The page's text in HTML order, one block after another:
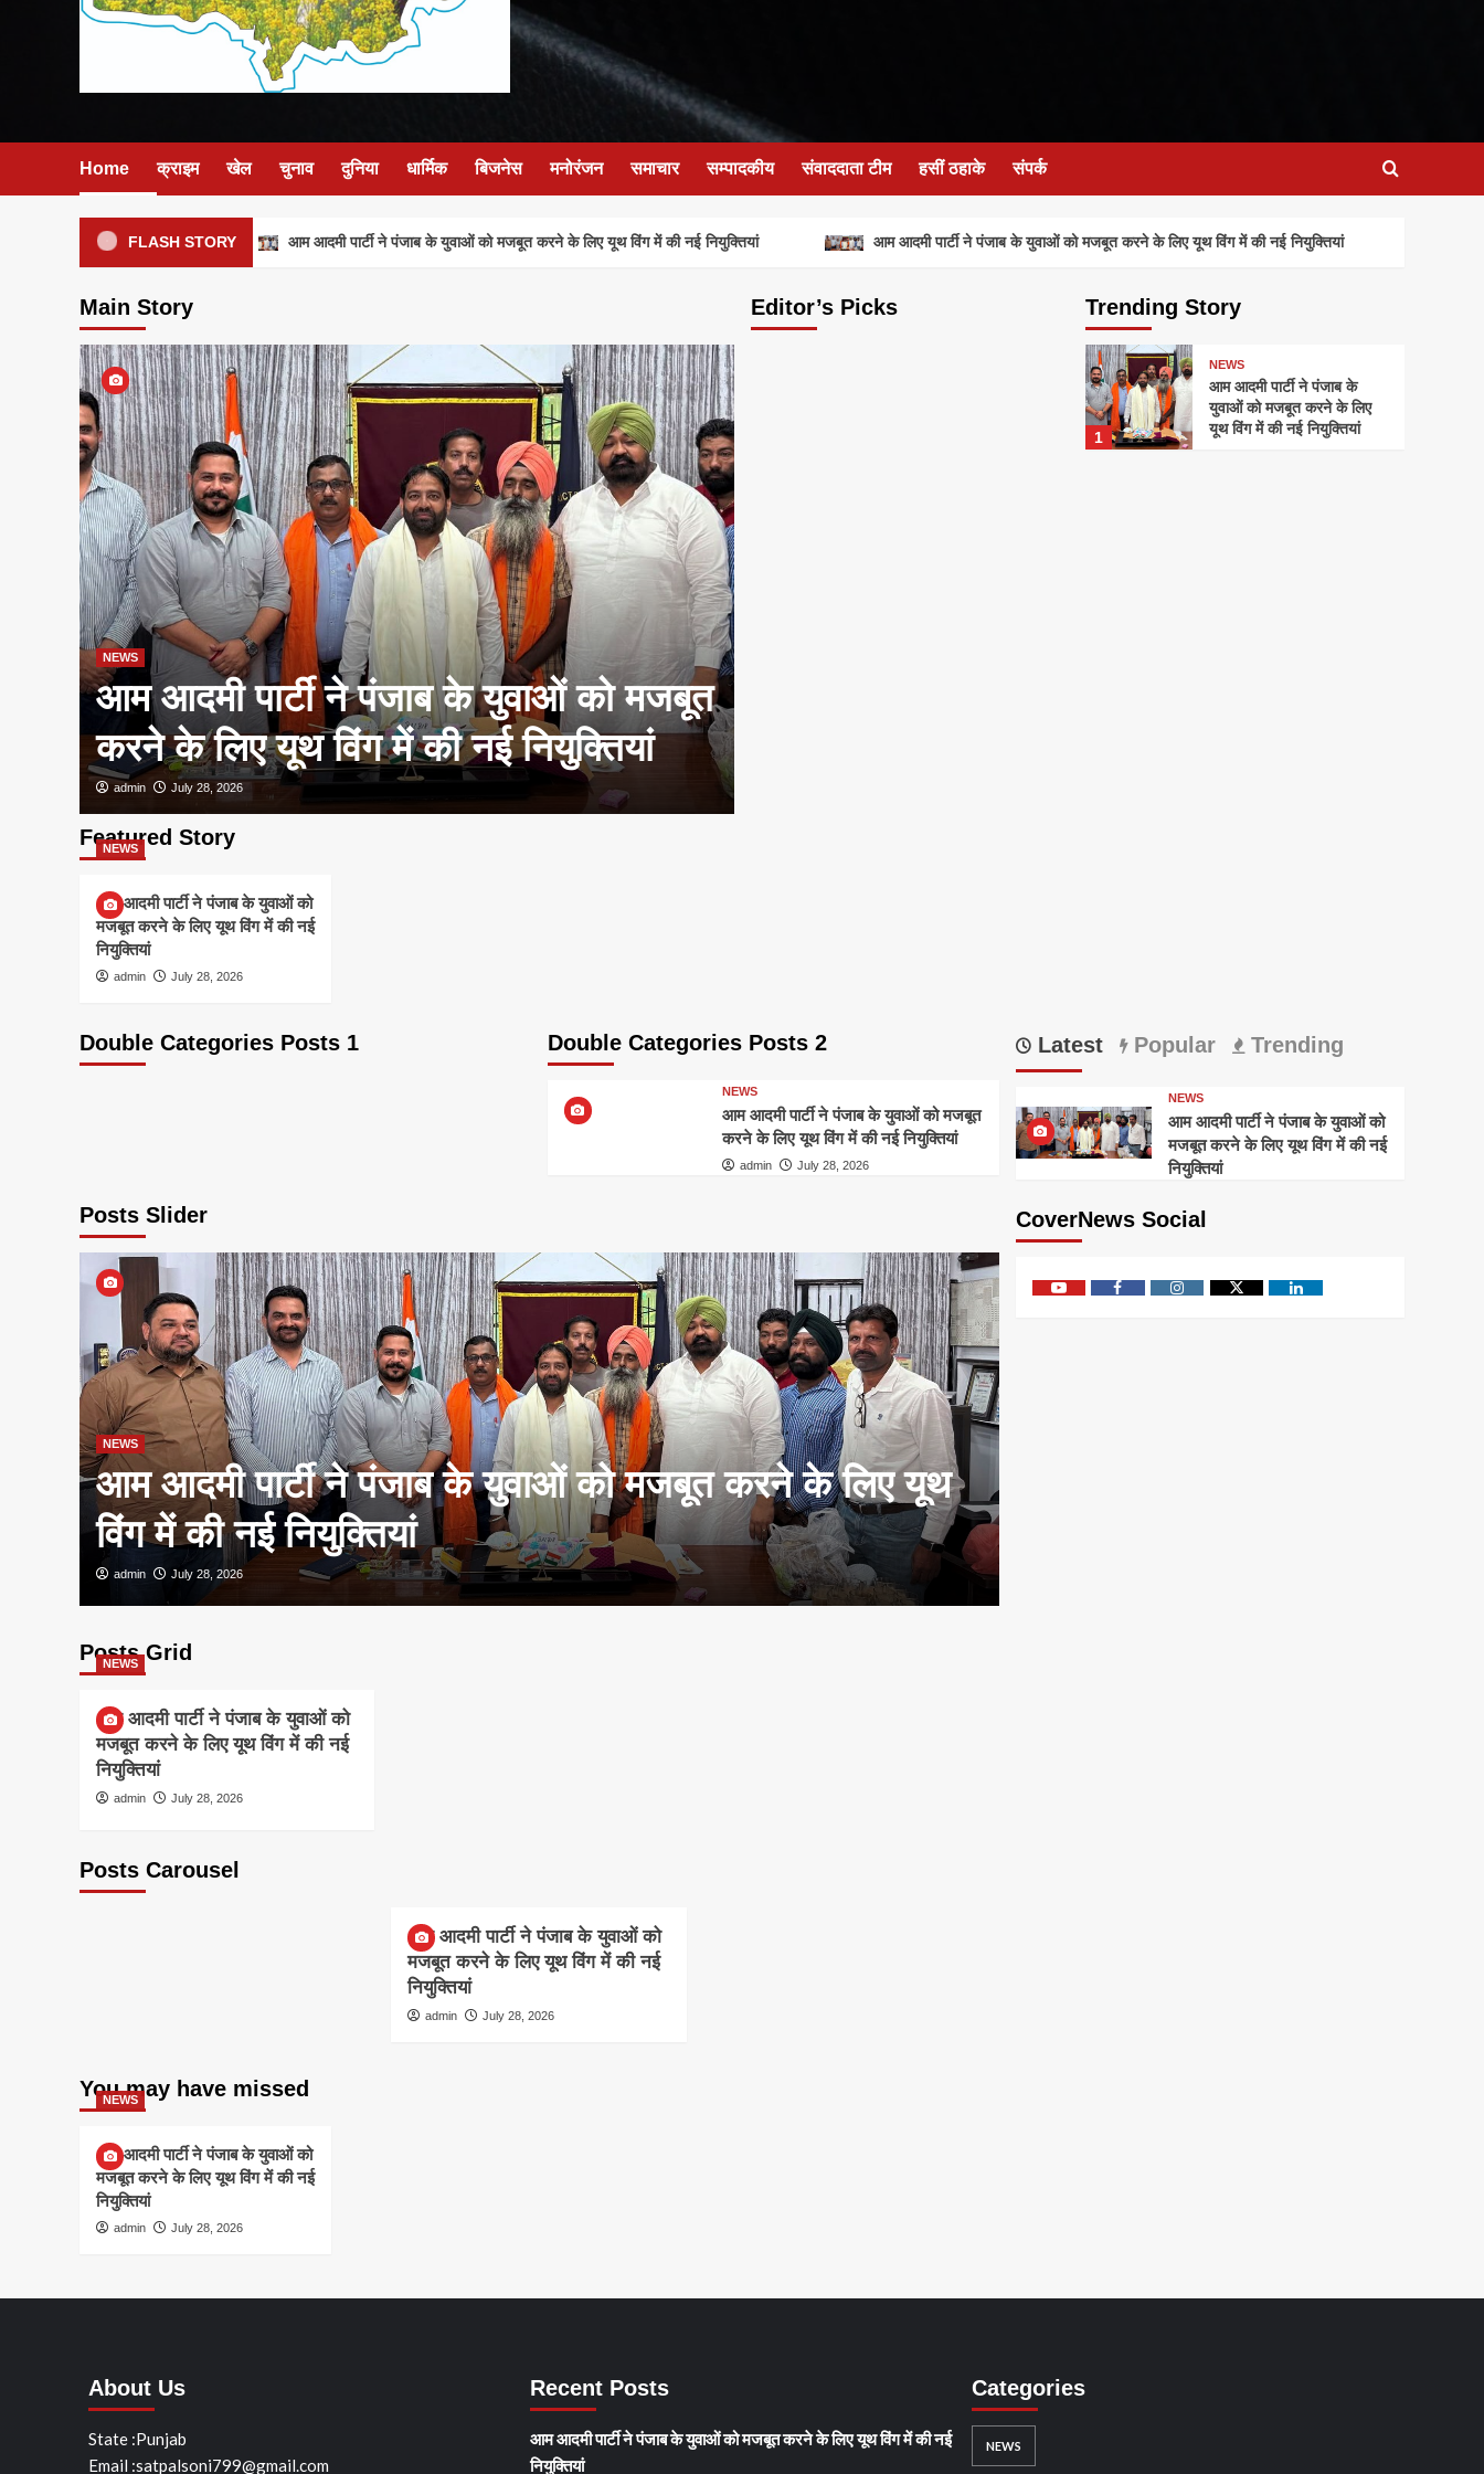
Home क्राइम खेल चुनाव दुनिया धार्मिक बिजनेस मनोरंजन समाचार सम्पादकीय संवाददाता टीम हसीं ठहाके संपर्क
FLASH STORY आम आदमी पार्टी ने पंजाब के युवाओं को मजबूत करने के लिए यूथ विंग में की नई नियुक्तियां आम आदमी पार्टी ने पंजाब के युवाओं को मजबूत करने के लिए यूथ विंग में की नई नियुक्तियां
Main Story
NEWS
आम आदमी पार्टी ने पंजाब के युवाओं को मजबूत
करने के लिए यूथ विंग में की नई नियुक्तियां
admin July 28, 2026
Editor’s Picks Trending Story
1
NEWS
आम आदमी पार्टी ने पंजाब के
युवाओं को मजबूत करने के लिए
यूथ विंग में की नई नियुक्तियां
Featured Story
NEWS
आम आदमी पार्टी ने पंजाब के युवाओं को
मजबूत करने के लिए यूथ विंग में की नई
नियुक्तियां
admin July 28, 2026
Double Categories Posts 1 Double Categories Posts 2
NEWS
आम आदमी पार्टी ने पंजाब के युवाओं को मजबूत
करने के लिए यूथ विंग में की नई नियुक्तियां
admin July 28, 2026
Posts Slider
NEWS
आम आदमी पार्टी ने पंजाब के युवाओं को मजबूत करने के लिए यूथ
विंग में की नई नियुक्तियां
admin July 28, 2026
Posts Grid
NEWS
आम आदमी पार्टी ने पंजाब के युवाओं को
मजबूत करने के लिए यूथ विंग में की नई
नियुक्तियां
admin July 28, 2026
Posts Carousel
आम आदमी पार्टी ने पंजाब के युवाओं को
मजबूत करने के लिए यूथ विंग में की नई
नियुक्तियां
admin July 28, 2026
Latest Popular Trending
NEWS
आम आदमी पार्टी ने पंजाब के युवाओं को
मजबूत करने के लिए यूथ विंग में की नई
नियुक्तियां
CoverNews Social
YoutubeFacebookInstagramTwitter Linkedin
You may have missed
NEWS
आम आदमी पार्टी ने पंजाब के युवाओं को
मजबूत करने के लिए यूथ विंग में की नई
नियुक्तियां
admin July 28, 2026
About Us
State :Punjab
Email :satpalsoni799@gmail.com
Recent Posts
आम आदमी पार्टी ने पंजाब के युवाओं को मजबूत करने के लिए यूथ विंग में की नई
नियुक्तियां
Categories
NEWS